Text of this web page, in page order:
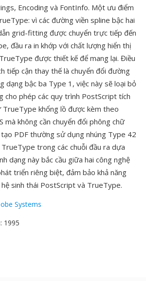
Encoding và FontInfo. Một ưu điểm
vì các đường viền spline bậc hai
grid-fitting được chuyển trực tiếp đến
đầu ra in khớp với chất lượng hiển thị
được thiết kế để mang lại. Điều
tiếp cận thay thế là chuyển đổi đường
dạng bậc ba Type 1, việc này sẽ loại bỏ
cho phép các quy trình PostScript tích
TrueType khổng lồ được kèm theo
mà không cần chuyển đổi phông chữ
PDF thường sử dụng nhúng Type 42
trong các chuỗi đầu ra dựa
dạng này bắc cầu giữa hai công nghệ
triển riêng biệt, đảm bảo khả năng
sinh thái PostScript và TrueType.
Systems
: 1995